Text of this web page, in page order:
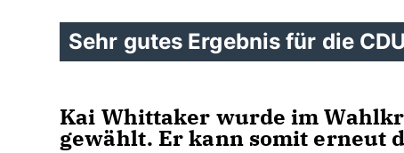
Sehr gutes Ergebnis für die
Kai Whittaker wurde im
gewählt. Er kann somit erneut